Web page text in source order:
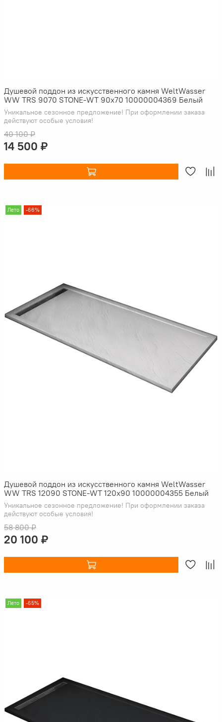
Душевой поддон из искусственного камня WeltWasser
WW TRS 9070 STONE-WT 90x70 10000004369 Белый
Уникальное сезонное предложение! При оформлении заказа
действуют особые условия!
40 100 ₽
14 500 ₽
Лето -66%
Душевой поддон из искусственного камня WeltWasser
WW TRS 12090 STONE-WT 120x90 10000004355 Белый
Уникальное сезонное предложение! При оформлении заказа
действуют особые условия!
58 800 ₽
20 100 ₽
Лето -65%